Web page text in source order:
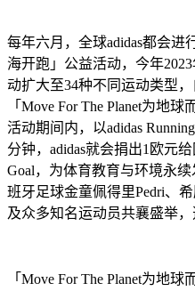
每年六月，全球adidas都会进
海开跑」公益活动，今年
动扩大至34种不同运动类型
「Move For The Planet为地
活动期间内，以adidas
分钟，adidas就会捐出1欧元
Goal，为体育教育与环境永
班牙足球金童佩得里Pedri、
及众多知名运动员共襄盛举
「Move For The Planet为地